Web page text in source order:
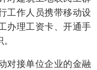
工作人员携带移动设
办理工资卡、开通手
接单位企业的金融